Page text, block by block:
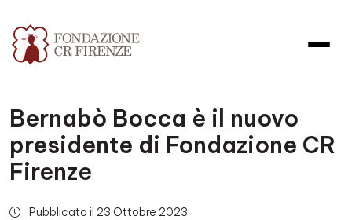
Bernabò Bocca è il nuovo
presidente di Fondazione CR
Firenze
Pubblicato il 23 Ottobre 2023